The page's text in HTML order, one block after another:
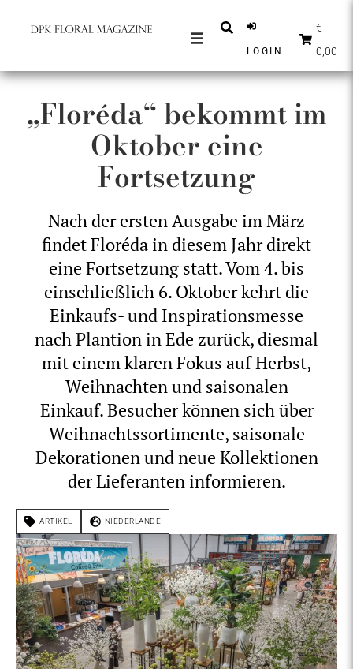
SHOP
DEUTSCH
ABONNIEREN
LOGIN
€
0,00
„Floréda“ bekommt im
Oktober eine
Fortsetzung
Nach der ersten Ausgabe im März
findet Floréda in diesem Jahr direkt
eine Fortsetzung statt. Vom 4. bis
einschließlich 6. Oktober kehrt die
Einkaufs- und Inspirationsmesse
nach Plantion in Ede zurück, diesmal
mit einem klaren Fokus auf Herbst,
Weihnachten und saisonalen
Einkauf. Besucher können sich über
Weihnachtssortimente, saisonale
Dekorationen und neue Kollektionen
der Lieferanten informieren.
ARTIKEL NIEDERLANDE